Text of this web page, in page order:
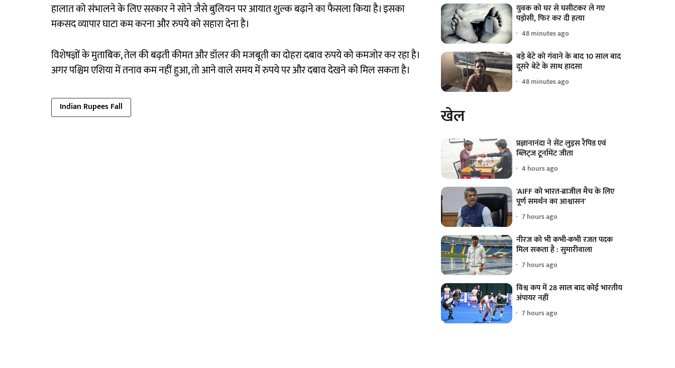
हालात को संभालने के लिए सरकार ने सोने जैसे बुलियन पर आयात शुल्क बढ़ाने का फैसला किया है। इसका
मकसद व्यापार घाटा कम करना और रुपये को सहारा देना है।
विशेषज्ञों के मुताबिक, तेल की बढ़ती कीमत और डॉलर की मजबूती का दोहरा दबाव रुपये को कमजोर कर रहा है।
अगर पश्चिम एशिया में तनाव कम नहीं हुआ, तो आने वाले समय में रुपये पर और दबाव देखने को मिल सकता है।
Indian Rupees Fall
युवक को घर से घसीटकर ले गए
पड़ोसी, फिर कर दी हत्या
48 minutes ago
बड़े बेटे को गंवाने के बाद 10 साल बाद
दूसरे बेटे के साथ हादसा
48 minutes ago
खेल
प्रज्ञानानंदा ने सेंट लुइस रैपिड एवं
ब्लिट्ज टूर्नामेंट जीता
4 hours ago
'AIFF को भारत-ब्राजील मैच के लिए
पूर्ण समर्थन का आश्वासन'
7 hours ago
नीरज को भी कभी-कभी रजत पदक
मिल सकता है : सुमारीवाला
7 hours ago
विश्व कप में 28 साल बाद कोई भारतीय
अंपायर नहीं
7 hours ago